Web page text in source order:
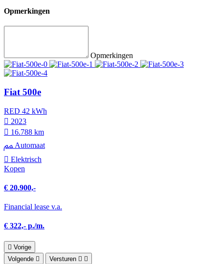
Opmerkingen
Opmerkingen
Fiat 500e
RED 42 kWh
2023
16.788 km
Automaat
Elektrisch
Kopen
€ 20.900,-
Financial lease v.a.
€ 322,- p./m.
Vorige
Volgende
Versturen